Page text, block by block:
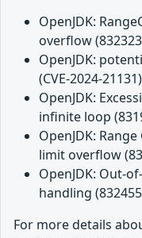
OpenJDK:
overflow
OpenJDK:
(CVE-2024-21131)
OpenJDK:
infinite loop
OpenJDK:
limit overflow
OpenJDK: Out-
handling
For more details